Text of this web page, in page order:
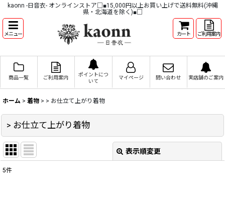
kaonn -日音衣- オンラインストア□■15,000円以上お買い上げで送料無料(沖縄
県・北海道を除く)■□
メニュー カート ご利用案内
商品一覧 ご利用案内
ポイントにつ
いて
マイページ 問い合わせ 実店舗のご案内
ホーム > 着物 > > お仕立て上がり着物
> お仕立て上がり着物
表示順変更
5件